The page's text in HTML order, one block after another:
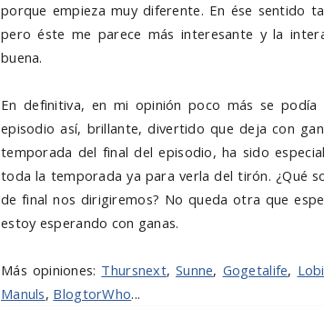
porque empieza muy diferente. En ése sentido
pero éste me parece más interesante y la
buena.
En definitiva, en mi opinión poco más se
episodio así, brillante, divertido que deja con
temporada del final del episodio, ha sido
toda la temporada ya para verla del tirón. ¿Qué
de final nos dirigiremos? No queda otra que
estoy esperando con ganas.
Más opiniones: Thursnext,Sunne, Gogetalife,
Manuls, BlogtorWho...